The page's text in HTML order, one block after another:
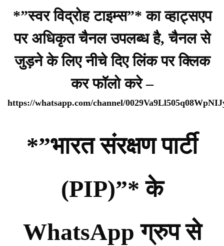
*”स्वर विद्रोह टाइम्स”* का व्हाट्सएप
पर अधिकृत चैनल उपलब्ध है, चैनल से
जुड़ने के लिए नीचे दिए लिंक पर क्लिक
कर फॉलो करे –
https://whatsapp.com/channel/
*”भारत संरक्षण पार्टी
(PIP)”* के
WhatsApp ग्रुप से